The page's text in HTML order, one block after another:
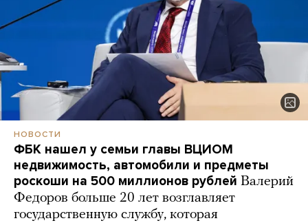
НОВОСТИ
ФБК нашел у семьи главы ВЦИОМ
недвижимость, автомобили и предметы
роскоши на 500 миллионов рублей Валерий
Федоров больше 20 лет возглавляет
государственную службу, которая